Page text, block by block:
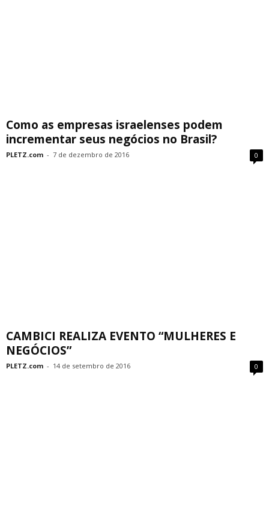
Como as empresas israelenses podem
incrementar seus negócios no Brasil?
PLETZ.com - 7 de dezembro de 2016 0
CAMBICI REALIZA EVENTO “MULHERES E
NEGÓCIOS”
PLETZ.com - 14 de setembro de 2016 0